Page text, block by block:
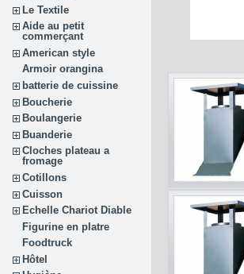
Le Textile
Aide au petit
commerçant
American style
Armoir orangina
batterie de cuissine
Boucherie
Boulangerie
Buanderie
Cloches plateau a
fromage
Cotillons
Cuisson
Echelle Chariot Diable
Figurine en platre
Foodtruck
Hôtel